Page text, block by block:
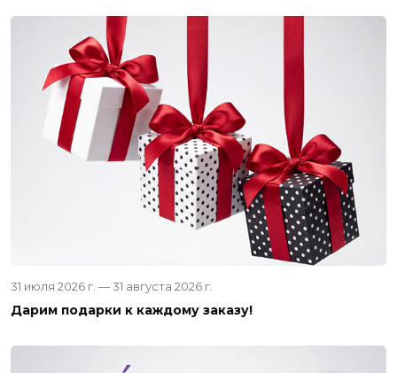
31 июля 2026 г. — 31 августа 2026 г.
Дарим подарки к каждому заказу!